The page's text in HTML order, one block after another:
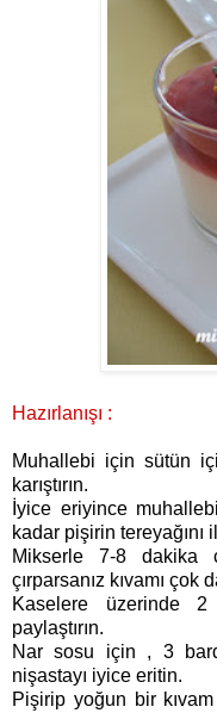
Hazırlanışı :
Muhallebi için sütün
karıştırın.
İyice eriyince
kadar pişirin
Mi kserle 7-8 dakika
çırparsanız kıvamı çok
Kaselere üzerinde
paylaştırın.
Nar sosu için , 3
nişastayı iyice eritin.
Pişirip yoğun bir